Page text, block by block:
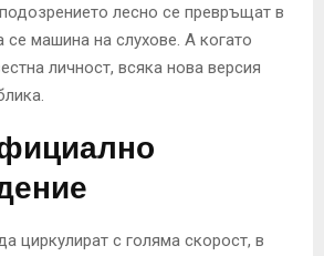
лесно се превръщат в
машина на слухове. А когато
личност, всяка нова версия
циркулират с голяма скорост, в